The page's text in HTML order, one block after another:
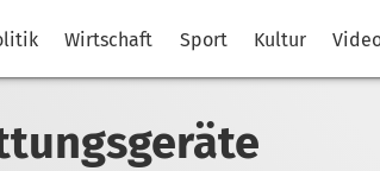
Wirtschaft Sport Kultur